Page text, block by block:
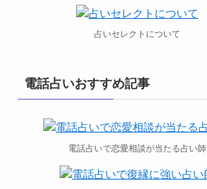
占いセレクトについて
電話占いおすすめ記事
電話占いで恋愛相談が当たる占い師